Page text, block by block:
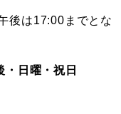
後は17:00までとな
・日曜・祝日